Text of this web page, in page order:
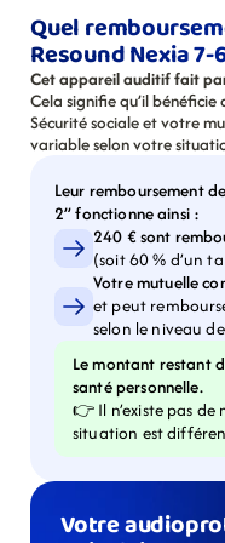
Quel
Resound Nexia 7-
Cet appareil auditif fait
Cela signifie qu’il
Sécurité sociale et votre
variable selon votre
Leur remboursement
2” fonctionne ainsi :
240 € sont
(soit 60 % d’un
Votre mutuelle
et peut
selon le niveau
Le montant restant
santé personnelle.
👉 Il n’existe pas
situation est
Votre